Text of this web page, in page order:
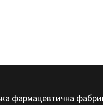
фармацевтична